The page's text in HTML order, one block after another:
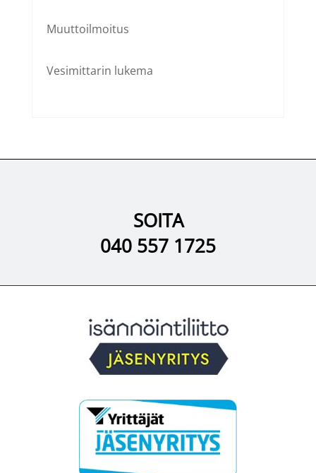
Muuttoilmoitus
Vesimittarin lukema
SOITA
040 557 1725